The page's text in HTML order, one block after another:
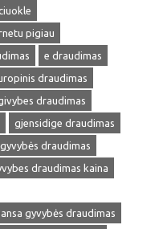
pigiau
e draudimas
draudimas
draudimas
gjensidige draudimas
gyvybės draudimas
draudimas kaina
gyvybės draudimas